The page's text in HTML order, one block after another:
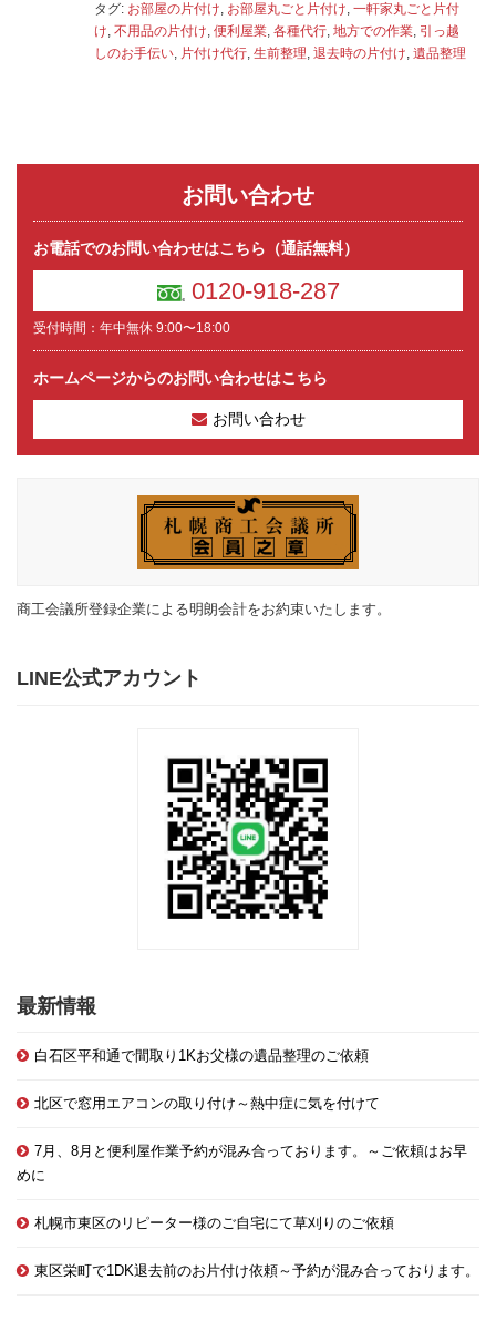
タグ: お部屋の片付け, お部屋丸ごと片付け, 一軒家丸ごと片付
け, 不用品の片付け, 便利屋業, 各種代行, 地方での作業, 引っ越
しのお手伝い, 片付け代行, 生前整理, 退去時の片付け, 遺品整理
お問い合わせ
お電話でのお問い合わせはこちら（通話無料）
0120-918-287
受付時間：年中無休 9:00〜18:00
ホームページからのお問い合わせはこちら
お問い合わせ
商工会議所登録企業による明朗会計をお約束いたします。
LINE公式アカウント
最新情報
白石区平和通で間取り1Kお父様の遺品整理のご依頼
北区で窓用エアコンの取り付け～熱中症に気を付けて
7月、8月と便利屋作業予約が混み合っております。～ご依頼はお早
めに
札幌市東区のリピーター様のご自宅にて草刈りのご依頼
東区栄町で1DK退去前のお片付け依頼～予約が混み合っております。